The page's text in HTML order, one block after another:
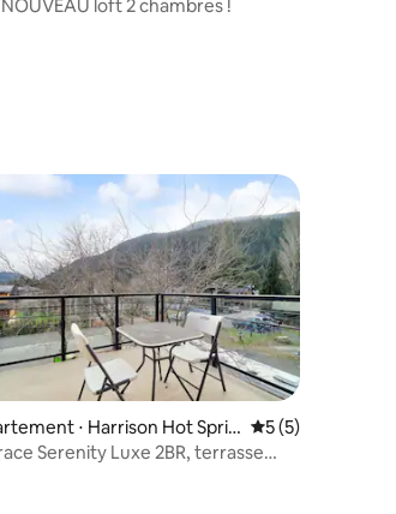
sur la base de 183 commentaires : 4,93 sur 5
loft 2 chambres !
sur la base de 30 commentaires : 4,97 sur 5
⋅ Harrison Hot Sprin Évaluation
5 (5)
Serenity Luxe 2BR, terrasse